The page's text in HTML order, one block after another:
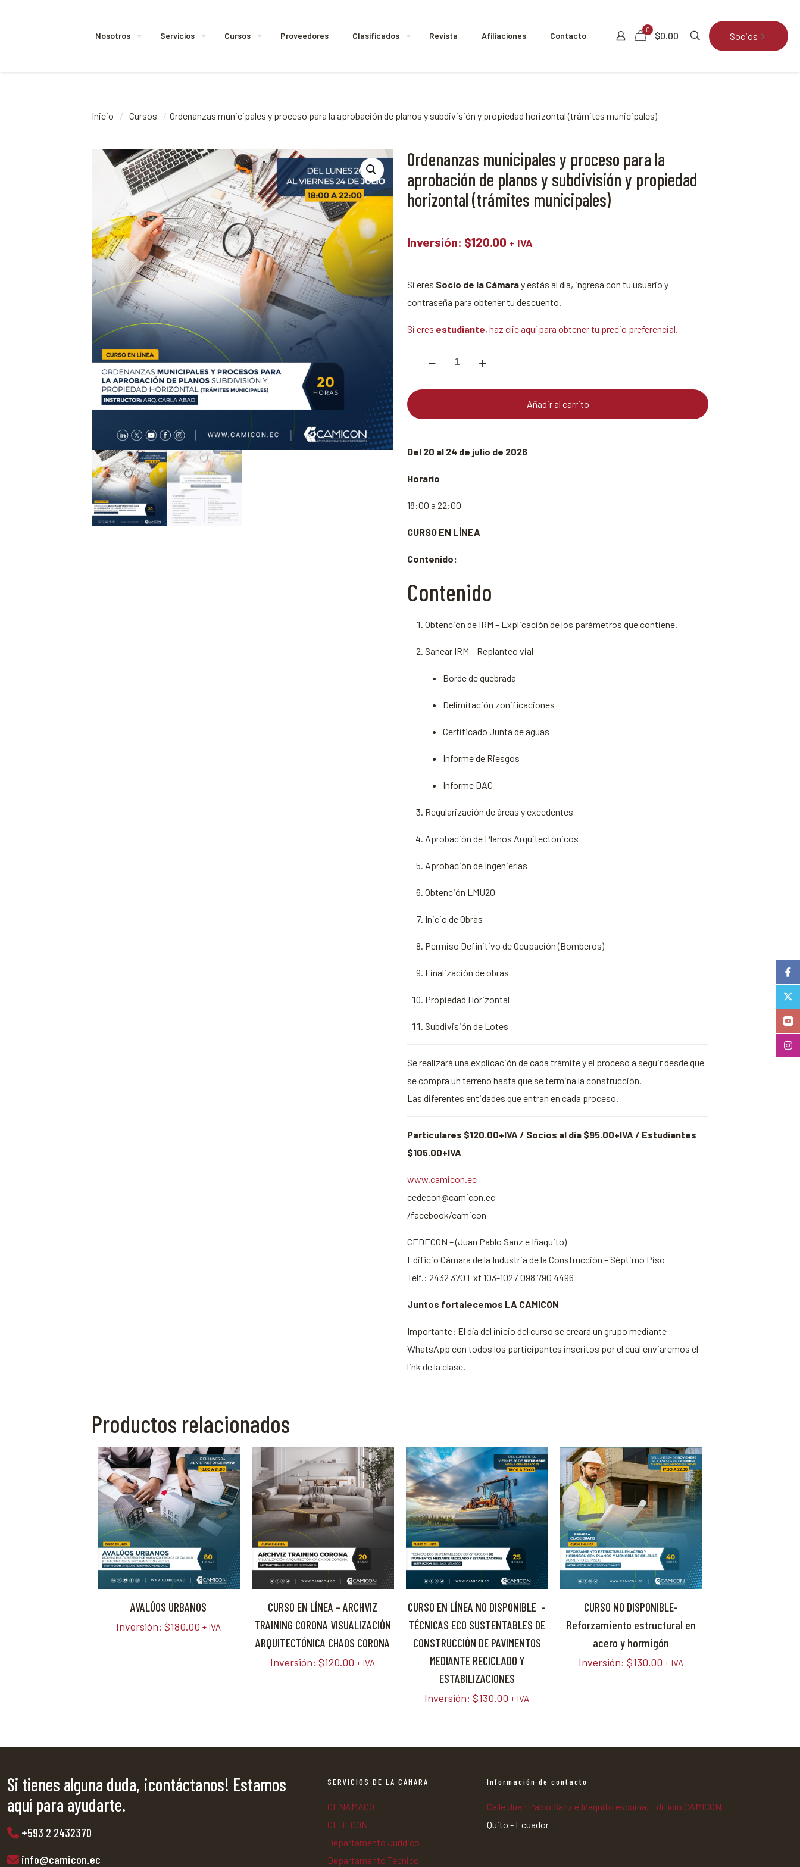
Nosotros Servicios Cursos Proveedores Clasificados Revista Afiliaciones Contacto
0
$0.00 Socios
Inicio / Cursos / Ordenanzas municipales y proceso para la aprobación de planos y subdivisión y propiedad horizontal (trámites municipales)
Ordenanzas municipales y proceso para la
aprobación de planos y subdivisión y propiedad
horizontal (trámites municipales)
Inversión: $120.00 + IVA
Si eres Socio de la Cámaray estás al día, ingresa con tu usuario y
contraseña para obtener tu descuento.
Si eres estudiante, haz clic aquí para obtener tu precio preferencial.
Ordenanzas
y
de
subdivisión
horizontal
(trámites
municipales)
Añadir al carrito
Del 20 al 24 de julio de 2026
Horario
18:00 a 22:00
CURSO EN LÍNEA
Contenido:
Contenido
Obtención de IRM – Explicación de los parámetros que contiene.
Sanear IRM – Replanteo vial
Borde de quebrada
Delimitación zonificaciones
Certificado Junta de aguas
Informe de Riesgos
Informe DAC
Regularización de áreas y excedentes
Aprobación de Planos Arquitectónicos
Aprobación de Ingenierías
Obtención LMU20
Inicio de Obras
Permiso Definitivo de Ocupación (Bomberos)
Finalización de obras
Propiedad Horizontal
Subdivisión de Lotes
Se realizará una explicación de cada trámite y el proceso a seguir desde que
se compra un terreno hasta que se termina la construcción.
Las diferentes entidades que entran en cada proceso.
Particulares $120.00+IVA / Socios al día $95.00+IVA / Estudiantes
$105.00+IVA
www.camicon.ec
cedecon@camicon.ec
/facebook/camicon
CEDECON – (Juan Pablo Sanz e Iñaquito)
Edificio Cámara de la Industria de la Construcción – Séptimo Piso
Telf.: 2432 370 Ext 103-102 / 098 790 4496
Juntos fortalecemos LA CAMICON
Importante: El día del inicio del curso se creará un grupo mediante
WhatsApp con todos los participantes inscritos por el cual enviaremos el
link de la clase.
Productos relacionados
AVALÚOS URBANOS
Inversión:$180.00 + IVA
CURSO EN LÍNEA – ARCHVIZ
TRAINING CORONA VISUALIZACIÓN
ARQUITECTÓNICA CHAOS CORONA
Inversión:$120.00 + IVA
CURSO EN LÍNEA NO DISPONIBLE –
TÉCNICAS ECO SUSTENTABLES DE
CONSTRUCCIÓN DE PAVIMENTOS
MEDIANTE RECICLADO Y
ESTABILIZACIONES
Inversión:$130.00 + IVA
CURSO NO DISPONIBLE-
Reforzamiento estructural en
acero y hormigón
Inversión:$130.00 + IVA
Si tienes alguna duda, ¡contáctanos! Estamos
aquí para ayudarte.
+593 2 2432370
info@camicon.ec
SERVICIOS DE LA CÁMARA
CENAMACO
CEDECON
Departamento Jurídico
Departamento Técnico
Información de contacto
Calle Juan Pablo Sanz e Iñaquito esquina. Edificio CAMICON.
Quito - Ecuador